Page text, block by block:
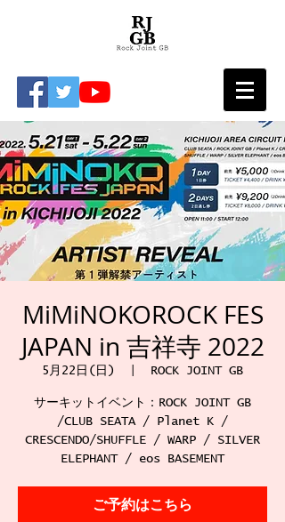
MiMiNOKOROCK FES
JAPAN in 吉祥寺 2022
5月22日(日) ROCK JOINT GB
サーキットイベント：ROCK JOINT GB
/CLUB SEATA / Planet K /
CRESCENDO/SHUFFLE / WARP / SILVER
ELEPHANT / eos BASEMENT
ご予約はこちら